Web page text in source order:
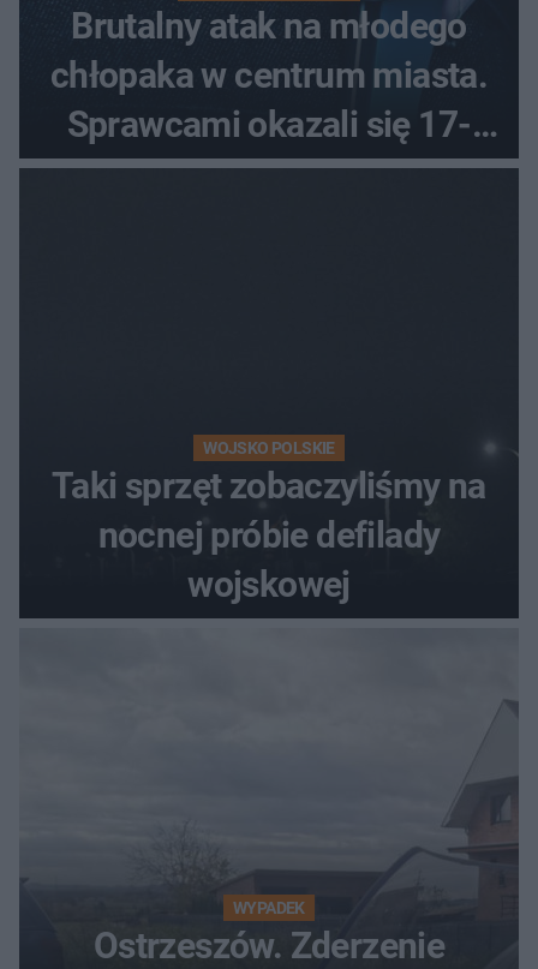
Brutalny atak na młodego
chłopaka w centrum miasta.
Sprawcami okazali się 17-
latkowie
WOJSKO POLSKIE
Taki sprzęt zobaczyliśmy na
nocnej próbie defilady
wojskowej
WYPADEK
Ostrzeszów. Zderzenie